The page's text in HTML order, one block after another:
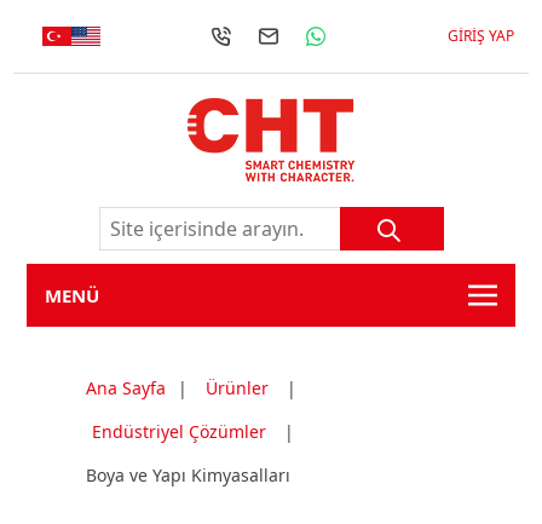
GIRIŞ YAP
MENÜ
Ana Sayfa | Ürünler
|
Endüstriyel Çözümler
|
Boya ve Yapı Kimyasalları